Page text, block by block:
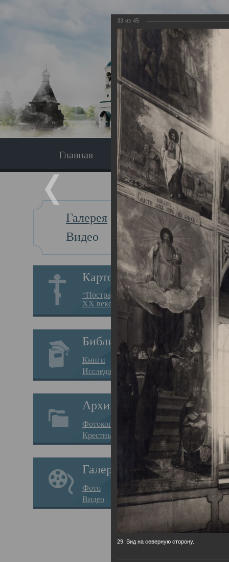
Главная Экскурсия
Галерея
Видео
Картотека
“Пострадавшие за веру в
XX веке на Севере”
Библиотека
Книги
Исследования
Архив
Фотокопии дел
Крестные ходы
Галерея
Фото
Видео
Главная
33 из 45
29. Вид на северную сторону.